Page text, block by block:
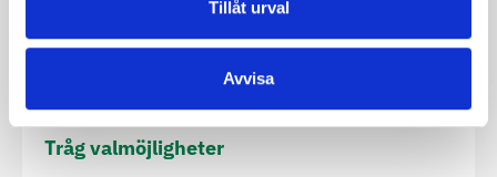
Tillåt urval
Avvisa
lackerad aluminium och finns i färgerna svart, matt
aluminium, mörk brons och ljus brons
Tråg valmöjligheter